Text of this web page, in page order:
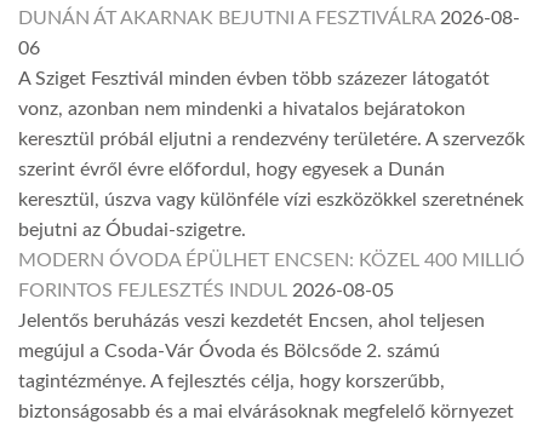
DUNÁN ÁT AKARNAK BEJUTNI A FESZTIVÁLRA 2026-08-
06
A Sziget Fesztivál minden évben több százezer látogatót
vonz, azonban nem mindenki a hivatalos bejáratokon
keresztül próbál eljutni a rendezvény területére. A szervezők
szerint évről évre előfordul, hogy egyesek a Dunán
keresztül, úszva vagy különféle vízi eszközökkel szeretnének
bejutni az Óbudai-szigetre.
MODERN ÓVODA ÉPÜLHET ENCSEN: KÖZEL 400 MILLIÓ
FORINTOS FEJLESZTÉS INDUL 2026-08-05
Jelentős beruházás veszi kezdetét Encsen, ahol teljesen
megújul a Csoda-Vár Óvoda és Bölcsőde 2. számú
tagintézménye. A fejlesztés célja, hogy korszerűbb,
biztonságosabb és a mai elvárásoknak megfelelő környezet